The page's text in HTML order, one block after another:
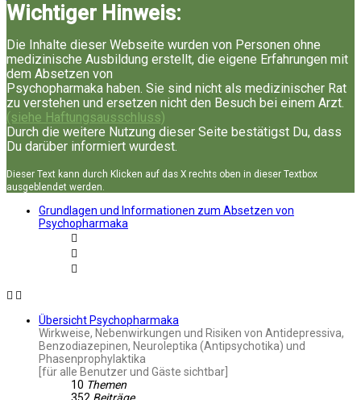
Wichtiger Hinweis:
Die Inhalte dieser Webseite wurden von Personen ohne
medizinische Ausbildung erstellt, die eigene Erfahrungen mit
dem Absetzen von
Psychopharmaka haben. Sie sind nicht als medizinischer Rat
zu verstehen und ersetzen nicht den Besuch bei einem Arzt.
(siehe Haftungsausschluss)
Durch die weitere Nutzung dieser Seite bestätigst Du, dass
Du darüber informiert wurdest.
Dieser Text kann durch Klicken auf das X rechts oben in dieser Textbox
ausgeblendet werden.
Grundlagen und Informationen zum Absetzen von
Psychopharmaka
Übersicht Psychopharmaka
Wirkweise, Nebenwirkungen und Risiken von Antidepressiva,
Benzodiazepinen, Neuroleptika (Antipsychotika) und
Phasenprophylaktika
[für alle Benutzer und Gäste sichtbar]
10 Themen
352 Beiträge